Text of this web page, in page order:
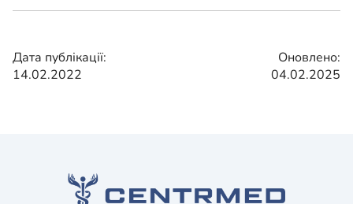
Дата публікації:
14.02.2022
Оновлено:
04.02.2025